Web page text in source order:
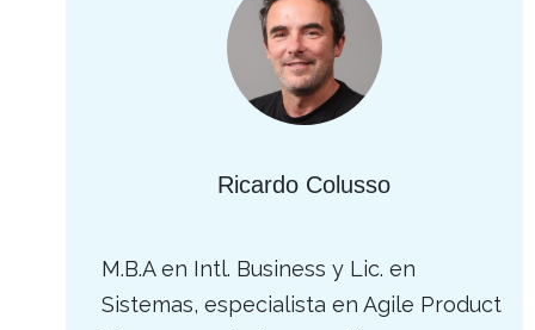
Ricardo Colusso
M.B.A en Intl. Business y Lic. en
Sistemas, especialista en Agile Product